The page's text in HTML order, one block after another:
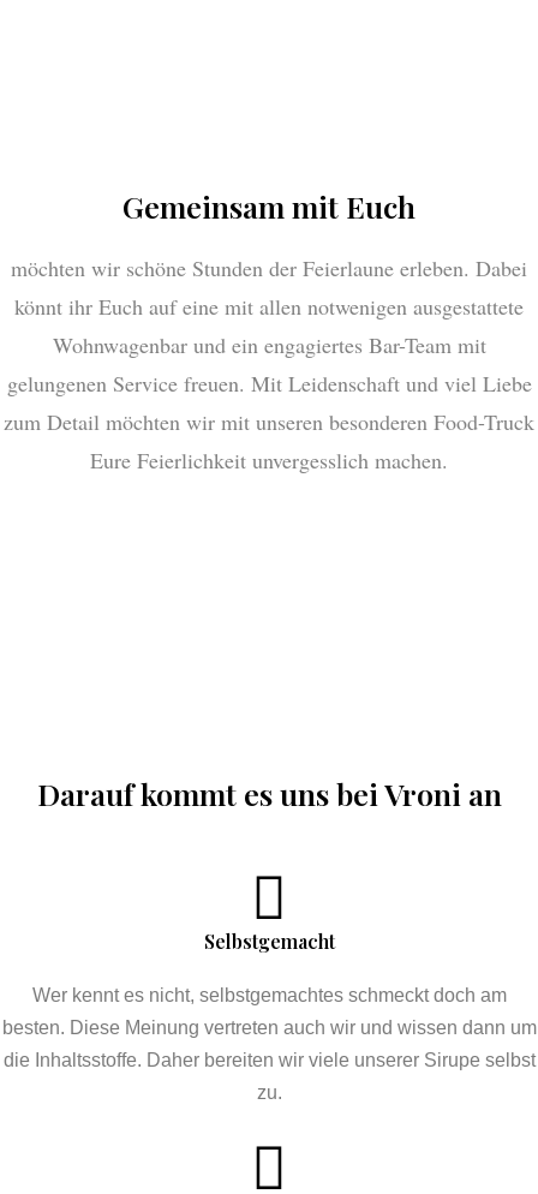
Gemeinsam mit Euch
möchten wir schöne Stunden der Feierlaune erleben. Dabei
könnt ihr Euch auf eine mit allen notwenigen ausgestattete
Wohnwagenbar und ein engagiertes Bar-Team mit
gelungenen Service freuen. Mit Leidenschaft und viel Liebe
zum Detail möchten wir mit unseren besonderen Food-Truck
Eure Feierlichkeit unvergesslich machen.
Darauf kommt es uns bei Vroni an​
Selbstgemacht
Wer kennt es nicht, selbstgemachtes schmeckt doch am
besten. Diese Meinung vertreten auch wir und wissen dann um
die Inhaltsstoffe. Daher bereiten wir viele unserer Sirupe selbst
zu.